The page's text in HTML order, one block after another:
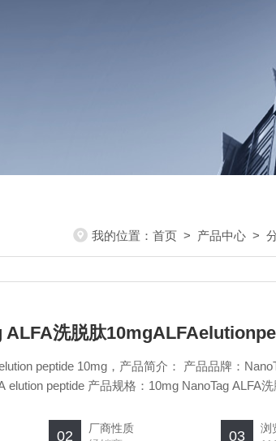
我的位置： 首页 > 产品中心 >
ALFA洗脱肽
peptide 10mg，产品简介： 产品品牌：
产品规格：10mg NanoTag ALFA洗脱肽
02
厂商性质
03
浏